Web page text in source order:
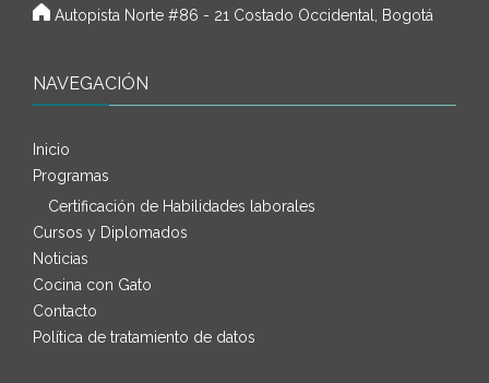
Autopista Norte #86 - 21 Costado Occidental, Bogotá
NAVEGACIÓN
Inicio
Programas
Certificación de Habilidades laborales
Cursos y Diplomados
Noticias
Cocina con Gato
Contacto
Política de tratamiento de datos